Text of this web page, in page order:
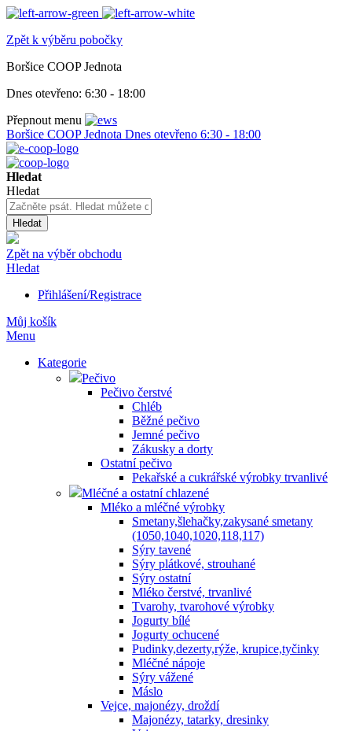
Zpět k výběru pobočky
Boršice COOP Jednota
Dnes otevřeno: 6:30 - 18:00
Přepnout menu
Boršice COOP Jednota Dnes otevřeno 6:30 - 18:00
Hledat
Hledat
Hledat
Zpět na výběr obchodu
Hledat
Přihlášení/Registrace
Můj košík
Menu
Kategorie
Pečivo
Pečivo čerstvé
Chléb
Běžné pečivo
Jemné pečivo
Zákusky a dorty
Ostatní pečivo
Pekařské a cukrářské výrobky trvanlivé
Mléčné a ostatní chlazené
Mléko a mléčné výrobky
Smetany,šlehačky,zakysané smetany
(1050,1040,1020,118,117)
Sýry tavené
Sýry plátkové, strouhané
Sýry ostatní
Mléko čerstvé, trvanlivé
Tvarohy, tvarohové výrobky
Jogurty bílé
Jogurty ochucené
Pudinky,dezerty,rýže, krupice,tyčinky
Mléčné nápoje
Sýry vážené
Máslo
Vejce, majonézy, droždí
Majonézy, tatarky, dresinky